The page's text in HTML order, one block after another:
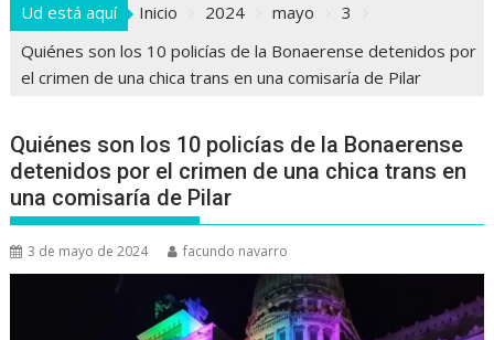
Ud está aquí Inicio 2024 mayo
3
Quiénes son los 10 policías de la Bonaerense detenidos por
el crimen de una chica trans en una comisaría de Pilar
Quiénes son los 10 policías de la Bonaerense
detenidos por el crimen de una chica trans en
una comisaría de Pilar
3 de mayo de 2024 facundo navarro